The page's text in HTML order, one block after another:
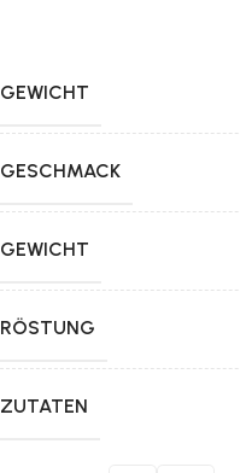
GEWICHT
GESCHMACK
GEWICHT
RÖSTUNG
ZUTATEN